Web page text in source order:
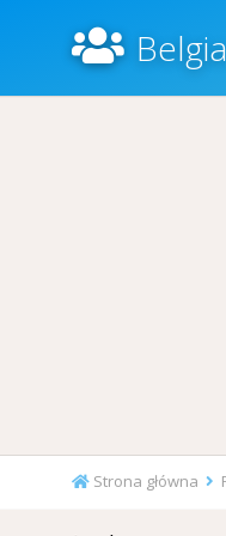
Strona główna